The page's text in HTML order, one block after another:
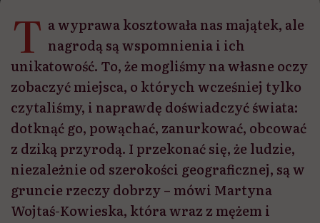
T a wyprawa kosztowała nas majątek, ale
nagrodą są wspomnienia i ich
unikatowość. To, że mogliśmy na własne oczy
zobaczyć miejsca, o których wcześniej tylko
czytaliśmy, i naprawdę doświadczyć świata:
dotknąć go, powąchać, zanurkować, obcować
z dziką przyrodą. I przekonać się, że ludzie,
niezależnie od szerokości geograficznej, są w
gruncie rzeczy dobrzy – mówi Martyna
Wojtaś-Kowieska, która wraz z mężem i